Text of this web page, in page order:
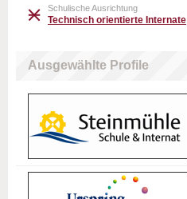
Schulische Ausrichtung
Technisch orientierte Internate
Ausgewählte Profile